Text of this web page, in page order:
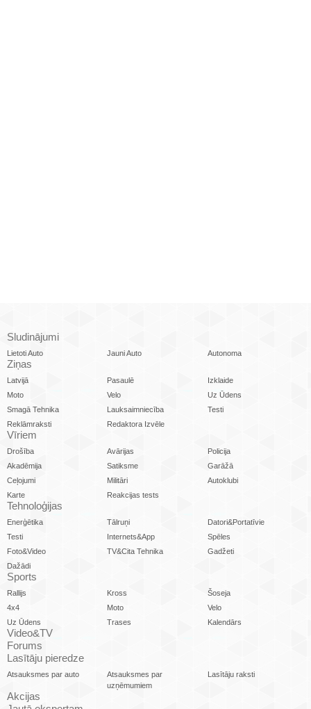
Sludinājumi
Lietoti Auto Jauni Auto Autonoma
Ziņas
Latvijā Pasaulē
Izklaide
Moto
Velo
Uz Ūdens
Smagā Tehnika
Lauksaimniecība
Testi
Reklāmraksti
Redaktora Izvēle
Vīriem
Drošība Avārijas
Policija
Akadēmija
Satiksme
Garāžā
Ceļojumi
Militāri
Autoklubi
Karte
Reakcijas tests
Tehnoloģijas
Enerģētika Tālruņi
Datori&Portatīvie
Testi
Internets&App
Spēles
Foto&Video
TV&Cita Tehnika
Gadžeti
Dažādi
Sports
Rallijs Kross
Šoseja
4x4
Moto
Velo
Uz Ūdens
Trases Kalendārs
Video&TV
Forums
Lasītāju pieredze
Atsauksmes par auto
Atsauksmes par
uzņēmumiem
Lasītāju raksti
Akcijas